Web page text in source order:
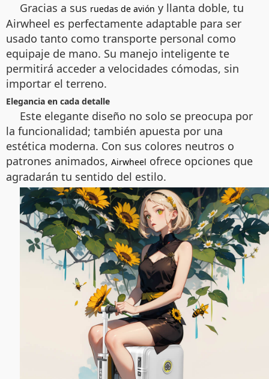
Gracias a sus ruedas de avión y llanta doble, tu
Airwheel es perfectamente adaptable para ser
usado tanto como transporte personal como
equipaje de mano. Su manejo inteligente te
permitirá acceder a velocidades cómodas, sin
importar el terreno.
Elegancia en cada detalle
Este elegante diseño no solo se preocupa por
la funcionalidad; también apuesta por una
estética moderna. Con sus colores neutros o
patrones animados, Airwheel ofrece opciones que
agradarán tu sentido del estilo.